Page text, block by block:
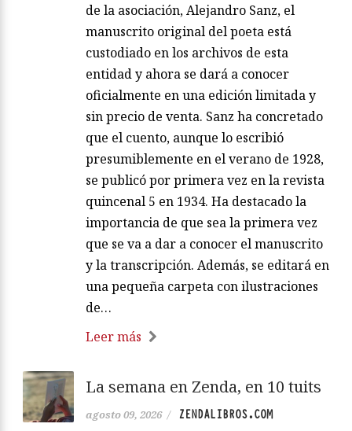
de la asociación, Alejandro Sanz, el
manuscrito original del poeta está
custodiado en los archivos de esta
entidad y ahora se dará a conocer
oficialmente en una edición limitada y
sin precio de venta. Sanz ha concretado
que el cuento, aunque lo escribió
presumiblemente en el verano de 1928,
se publicó por primera vez en la revista
quincenal 5 en 1934. Ha destacado la
importancia de que sea la primera vez
que se va a dar a conocer el manuscrito
y la transcripción. Además, se editará en
una pequeña carpeta con ilustraciones
de…
Leer más
La semana en Zenda, en 10 tuits
agosto 09, 2026 / ZENDALIBROS.COM